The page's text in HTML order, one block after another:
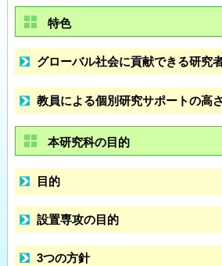
特色
グローバル社会に貢献できる研究
教員による個別研究サポートの高さ
本研究科の目的
目的
設置専攻の目的
3つの方針